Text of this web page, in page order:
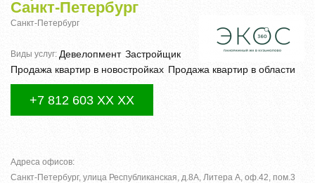
Санкт-Петербург
Санкт-Петербург
Виды услуг: Девелопмент Застройщик
Продажа квартир в новостройках Продажа квартир в области
+7 812 603 XX XX
Адреса офисов:
Санкт-Петербург, улица Республиканская, д.8А, Литера А, оф.42, пом.3